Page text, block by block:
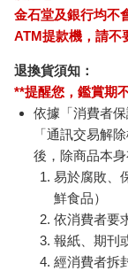
金石堂及銀行均不
ATM提款機，請不
退換貨須知：
**提醒您，鑑賞期
依據「消費者
「通訊交易解
後，除商品本
易於腐敗、
鮮食品）
依消費者要
報紙、期刊
經消費者拆